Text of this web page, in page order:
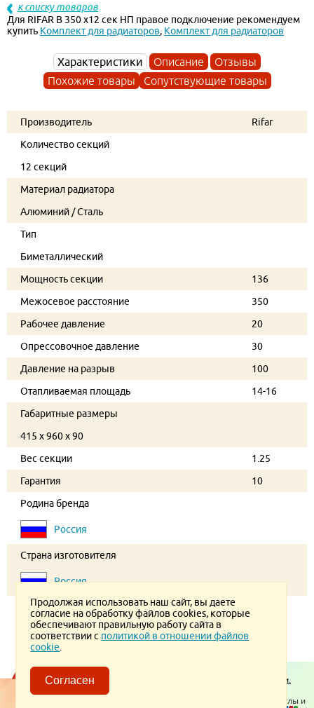
к списку товаров
Для RIFAR B 350 х12 сек НП правое подключение рекомендуем
купить Комплект для радиаторов, Комплект для радиаторов
Характеристики Описание
Отзывы
Похожие товары
Сопутствующие товары
Производитель
Rifar
Количество секций
12 секций
Материал радиатора
Алюминий / Сталь
Тип
Биметаллический
Мощность секции
136
Межосевое расстояние
350
Рабочее давление
20
Опрессовочное давление
30
Давление на разрыв
100
Отапливаемая площадь
14-16
Габаритные размеры
415 x 960 x 90
Вес секции
1.25
Гарантия
10
Родина бренда
Россия
Страна изготовителя
Россия
Пользовательское соглашение.
Политика конфиденциальности.
Политика в отношении обработки ПД
Отопительное оборудование, котлы и
Продолжая использовать наш сайт, вы даете
согласие на обработку файлов cookies, которые
обеспечивают правильную работу сайта в
соответствии с политикой в отношении файлов
cookie
Согласен